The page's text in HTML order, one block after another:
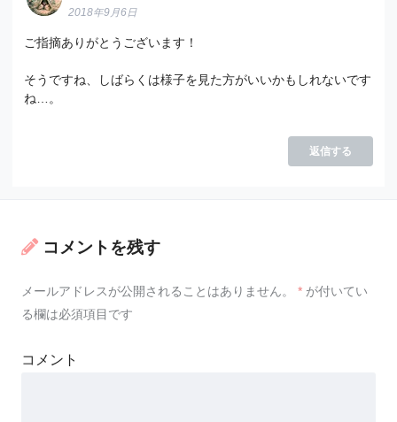
2018年9月6日
ご指摘ありがとうございます！
そうですね、しばらくは様子を見た方がいいかもしれないです
ね…。
返信する
コメントを残す
メールアドレスが公開されることはありません。 * が付いてい
る欄は必須項目です
コメント